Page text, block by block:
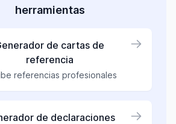
herramientas
de cartas de
referencia
referencias profesionales
de declaraciones